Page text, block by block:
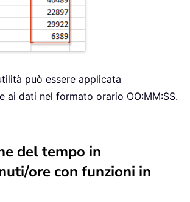
può essere applicata
ai dati nel formato orario OO:MM:SS.
del tempo in
ore con funzioni in